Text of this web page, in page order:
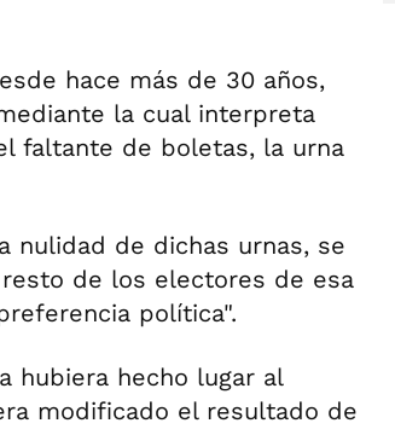
hace más de 30 años,
la cual interpreta
faltante de boletas, la urna
nulidad de dichas urnas, se
de los electores de esa
política".
hubiera hecho lugar al
modificado el resultado de